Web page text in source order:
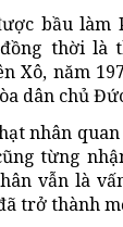
bầu
đồng thời
Xô, năm
dân chủ
nhân
từng
vẫn là
trở thành